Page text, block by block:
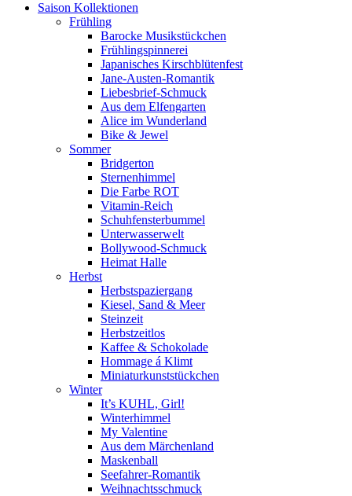
Saison Kollektionen
Frühling
Barocke Musikstückchen
Frühlingspinnerei
Japanisches Kirschblütenfest
Jane-Austen-Romantik
Liebesbrief-Schmuck
Aus dem Elfengarten
Alice im Wunderland
Bike & Jewel
Sommer
Bridgerton
Sternenhimmel
Die Farbe ROT
Vitamin-Reich
Schuhfensterbummel
Unterwasserwelt
Bollywood-Schmuck
Heimat Halle
Herbst
Herbstspaziergang
Kiesel, Sand & Meer
Steinzeit
Herbstzeitlos
Kaffee & Schokolade
Hommage á Klimt
Miniaturkunststückchen
Winter
It’s KUHL, Girl!
Winterhimmel
My Valentine
Aus dem Märchenland
Maskenball
Seefahrer-Romantik
Weihnachtsschmuck